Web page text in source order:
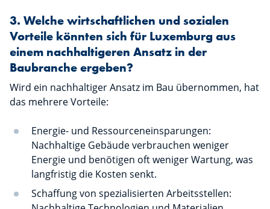
3. Welche wirtschaftlichen und sozialen
Vorteile könnten sich für Luxemburg aus
einem nachhaltigeren Ansatz in der
Baubranche ergeben?
Wird ein nachhaltiger Ansatz im Bau übernommen, hat
das mehrere Vorteile:
Energie- und Ressourceneinsparungen:
Nachhaltige Gebäude verbrauchen weniger
Energie und benötigen oft weniger Wartung, was
langfristig die Kosten senkt.
Schaffung von spezialisierten Arbeitsstellen: